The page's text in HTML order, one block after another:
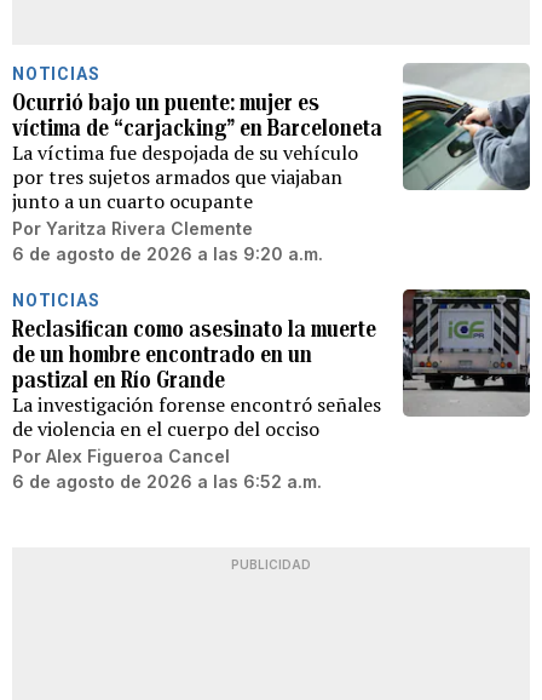
NOTICIAS
Ocurrió bajo un puente: mujer es
víctima de “carjacking” en Barceloneta
La víctima fue despojada de su vehículo
por tres sujetos armados que viajaban
junto a un cuarto ocupante
Por Yaritza Rivera Clemente
6 de agosto de 2026 a las 9:20 a.m.
NOTICIAS
Reclasifican como asesinato la muerte
de un hombre encontrado en un
pastizal en Río Grande
La investigación forense encontró señales
de violencia en el cuerpo del occiso
Por Alex Figueroa Cancel
6 de agosto de 2026 a las 6:52 a.m.
PUBLICIDAD